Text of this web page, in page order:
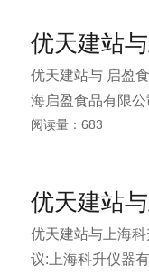
备，始终以创意为
和行业内部，提
全案服务。凭借
行能力，赢得国
优天建站与 启盈
海启盈食品有限
厂以独特的口味
不断创新，不断巩
并建立了一套完
阅读量：683
优天建站与上海
议:上海科升仪器